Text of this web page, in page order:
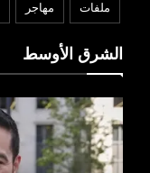
ملفات مهاجر
الشرق الأوسط